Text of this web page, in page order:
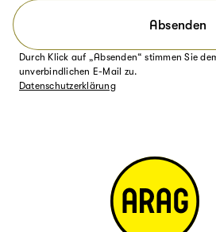
Absenden
Durch Klick auf „Absenden“ stimmen Sie
unverbindlichen E-Mail zu.
Datenschutzerklärung